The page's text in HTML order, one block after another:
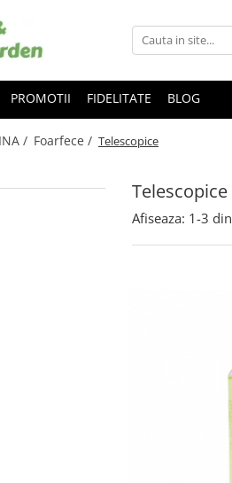
PROMOTII FIDELITATE BLOG
/ Foarfece / Telescopice
Telescopice
Afiseaza: 1-3 din